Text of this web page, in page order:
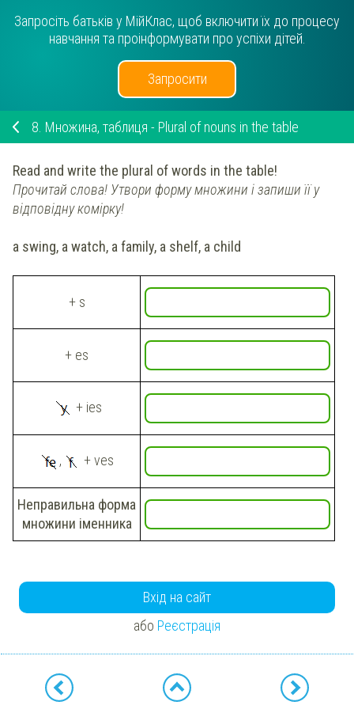
Запросіть батьків у МійКлас, щоб включити їх до процесу
навчання та проінформувати про успіхи дітей.
Запросити
8. Множина, таблиця - Plural of nouns in the table
Read and write the plural of words in the table!
Прочитай слова! Утвори форму множини і запиши її у
відповідну комірку!
a swing, a watch, a family, a shelf, a child
+ s
+ es
+ ies
, + ves
Неправильна форма
множини іменника
Вхід на сайт
або Реєстрація